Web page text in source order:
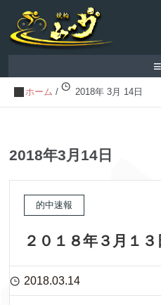
≡
ホーム / 2018年 3月 14日
2018年3月14日
的中速報
２０１８年３月１
2018.03.14